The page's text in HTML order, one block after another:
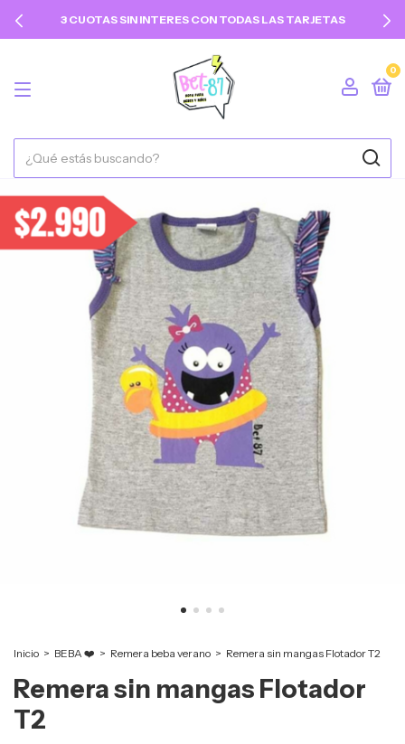
3 CUOTAS SIN INTERES CON TODAS LAS TARJETAS
0
Inicio > BEBA ❤️ > Remera beba verano > Remera sin mangas Flotador T2
Remera sin mangas Flotador
T2